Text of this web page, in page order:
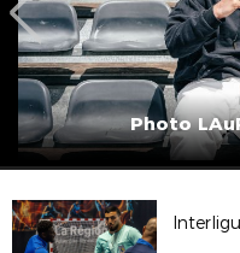
Photo